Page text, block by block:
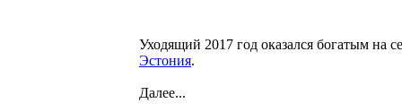
Уходящий 2017 год оказался богатым на
Эстония.
Далее...